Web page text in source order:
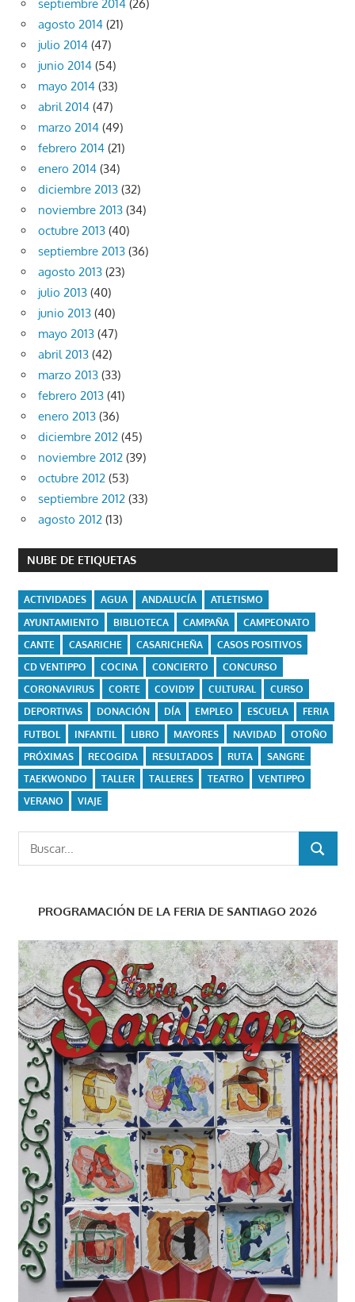
septiembre 2014 (26)
agosto 2014 (21)
julio 2014 (47)
junio 2014 (54)
mayo 2014 (33)
abril 2014 (47)
marzo 2014 (49)
febrero 2014 (21)
enero 2014 (34)
diciembre 2013 (32)
noviembre 2013 (34)
octubre 2013 (40)
septiembre 2013 (36)
agosto 2013 (23)
julio 2013 (40)
junio 2013 (40)
mayo 2013 (47)
abril 2013 (42)
marzo 2013 (33)
febrero 2013 (41)
enero 2013 (36)
diciembre 2012 (45)
noviembre 2012 (39)
octubre 2012 (53)
septiembre 2012 (33)
agosto 2012 (13)
NUBE DE ETIQUETAS
ACTIVIDADES AGUA ANDALUCÍA
ATLETISMO
AYUNTAMIENTO
BIBLIOTECA CAMPAÑA
CAMPEONATO
CANTE
CASARICHE CASARICHEÑA
CASOS POSITIVOS
CD VENTIPPO
COCINA CONCIERTO
CONCURSO
CORONAVIRUS
CORTE COVID19 CULTURAL
CURSO
DEPORTIVAS
DONACIÓN DÍA EMPLEO ESCUELA
FERIA
FUTBOL
INFANTIL LIBRO MAYORES NAVIDAD
OTOÑO
PRÓXIMAS
RECOGIDA RESULTADOS RUTA
SANGRE
TAEKWONDO
TALLER TALLERES TEATRO
VENTIPPO
VERANO
VIAJE
Buscar:
BUSCAR
PROGRAMACIÓN DE LA FERIA DE SANTIAGO 2026